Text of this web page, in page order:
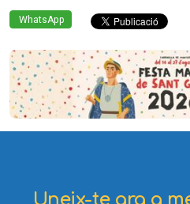
WhatsApp
Uneix-te ara a